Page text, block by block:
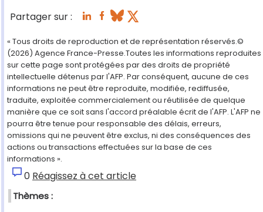
Partager sur :
« Tous droits de reproduction et de représentation réservés.©
(2026) Agence France-Presse.Toutes les informations reproduites
sur cette page sont protégées par des droits de propriété
intellectuelle détenus par l'AFP. Par conséquent, aucune de ces
informations ne peut être reproduite, modifiée, rediffusée,
traduite, exploitée commercialement ou réutilisée de quelque
manière que ce soit sans l'accord préalable écrit de l'AFP. L'AFP ne
pourra être tenue pour responsable des délais, erreurs,
omissions qui ne peuvent être exclus, ni des conséquences des
actions ou transactions effectuées sur la base de ces
informations ».
0 Réagissez à cet article
Thèmes :